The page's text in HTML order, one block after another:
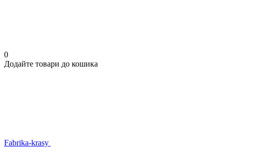
0
Додайте товари до кошика
Fabrika-krasy